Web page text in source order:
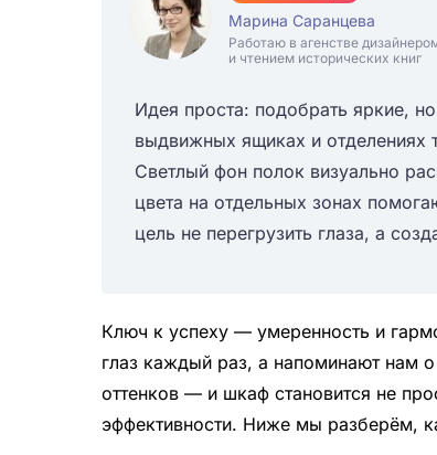
Марина Саранцева
Работаю в агенстве
и чтением исторических книг
Идея проста: подобрать яркие,
выдвижных ящиках и отделениях
Светлый фон полок визуально
цвета на отдельных зонах
цель не перегрузить глаза, а
Ключ к успеху — умеренность и
глаз каждый раз, а напоминают нам
оттенков — и шкаф становится не
эффективности. Ниже мы разберём,